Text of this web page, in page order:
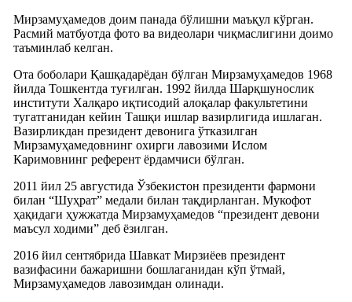
Мирзамуҳамедов доим панада бўлишни маъқул кўрган.
Расмий матбуотда фото ва видеолари чиқмаслигини доимо
таъминлаб келган.
Ота боболари Қашқадарëдан бўлган Мирзамуҳамедов 1968
йилда Тошкентда туғилган. 1992 йилда Шарқшунослик
институти Халқаро иқтисодий алоқалар факультетини
тугатганидан кейин Ташқи ишлар вазирлигида ишлаган.
Вазирликдан президент девонига ўтказилган
Мирзамуҳамедовнинг охирги лавозими Ислом
Каримовнинг референт ëрдамчиси бўлган.
2011 йил 25 августида Ўзбекистон президенти фармони
билан “Шуҳрат” медали билан тақдирланган. Мукофот
ҳақидаги ҳужжатда Мирзамуҳамедов “президент девони
маъсул ходими” деб ëзилган.
2016 йил сентябрида Шавкат Мирзиëев президент
вазифасини бажаришни бошлаганидан кўп ўтмай,
Мирзамуҳамедов лавозимдан олинади.